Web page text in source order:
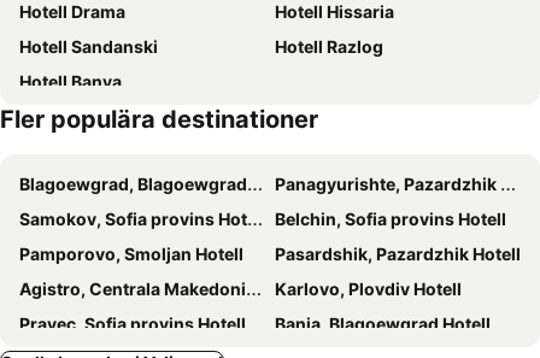
Hotell Drama
Hotell Hissaria
Hotell Sandanski
Hotell Razlog
Hotell Banya
Fler populära destinationer
Blagoewgrad, Blagoewgrad Hotell
Panagyurishte, Pazardzhik Hotell
Samokov, Sofia provins Hotell
Belchin, Sofia provins Hotell
Pamporovo, Smoljan Hotell
Pasardshik, Pazardzhik Hotell
Agistro, Centrala Makedonien Hotell
Karlovo, Plovdiv Hotell
Pravec, Sofia provins Hotell
Bania, Blagoewgrad Hotell